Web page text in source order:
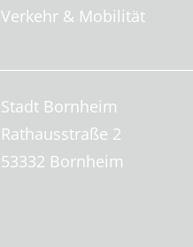
Verkehr & Mobilität
Stadt Bornheim
Rathausstraße 2
53332 Bornheim